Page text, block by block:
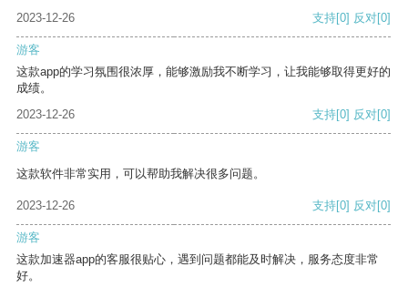
2023-12-26
支持[0] 反对[0]
游客
这款app的学习氛围很浓厚，能够激励我不断学习，让我能够取得更好的
成绩。
2023-12-26
支持[0] 反对[0]
游客
这款软件非常实用，可以帮助我解决很多问题。
2023-12-26 支持[0] 反对[0]
游客
这款加速器app的客服很贴心，遇到问题都能及时解决，服务态度非常
好。